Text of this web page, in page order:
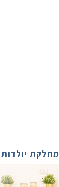
מחלקת יולדות